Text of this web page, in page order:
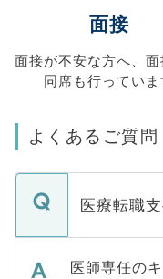
面接
面接が不安な方へ、 面
同席も行っていま
よくあるご質問
医療転職
医師専任の